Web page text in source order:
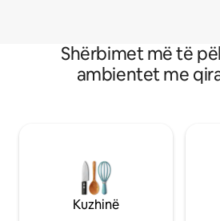
Shërbimet më të
ambientet me
Kuzhinë